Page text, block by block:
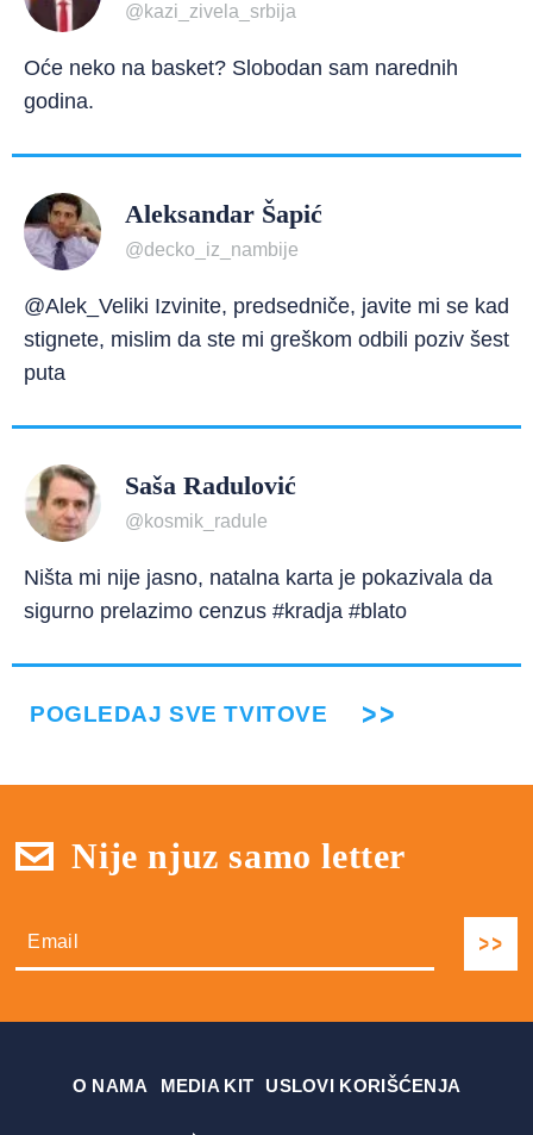
@kazi_zivela_srbija
Oće neko na basket? Slobodan sam narednih
godina.
Aleksandar Šapić
@decko_iz_nambije
@Alek_Veliki Izvinite, predsedniče, javite mi se kad
stignete, mislim da ste mi greškom odbili poziv šest
puta
Saša Radulović
@kosmik_radule
Ništa mi nije jasno, natalna karta je pokazivala da
sigurno prelazimo cenzus #kradja #blato
POGLEDAJ SVE TVITOVE
Nije njuz samo letter
О NAMA MEDIA KIT USLOVI KORIŠĆENJA